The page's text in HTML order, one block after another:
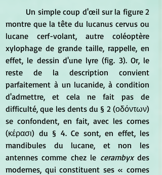
montre que la tête du lucanus cervus ou
lucane cerf-volant, autre coléoptère
xylophage de grande taille, rappelle, en
effet, le dessin d'une lyre (fig. 3). Or, le
reste de la description convient
parfaitement à un lucanide, à condition
d'admettre, et cela ne fait pas de
difficulté, que les dents du § 2 (οδόντων)
se confondent, en fait, avec les cornes
(κέρασι) du § 4. Ce sont, en effet, les
mandibules du lucane, et non les
antennes comme chez le cerambyx des
modernes, qui constituent ses « cornes